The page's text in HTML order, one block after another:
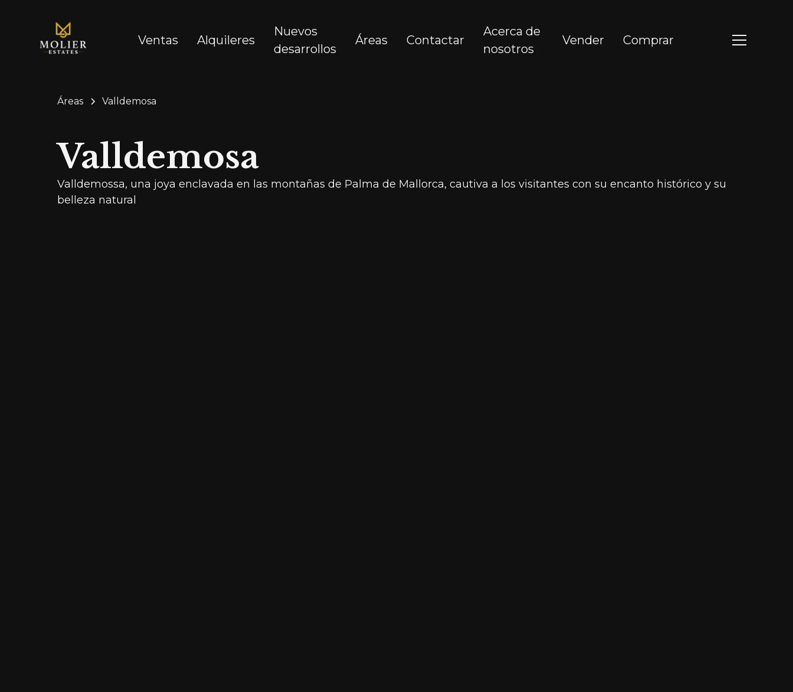
Ventas Alquileres
Nuevos
desarrollos
Áreas Contactar
Acerca de
nosotros
Vender Comprar
Áreas Valldemosa
Valldemosa
Valldemossa, una joya enclavada en las montañas de Palma de Mallorca, cautiva a los visitantes con su encanto histórico y su
belleza natural